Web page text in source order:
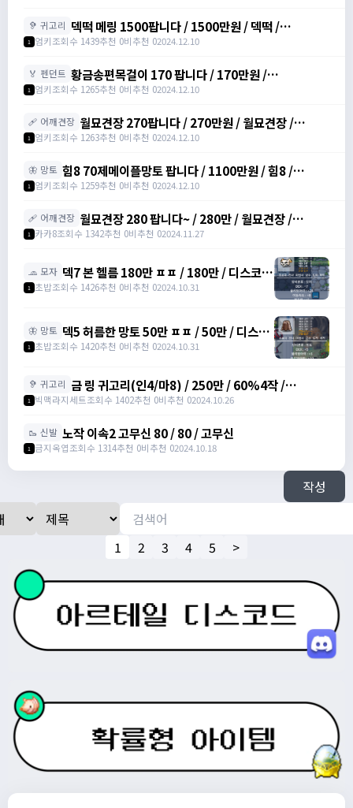
🦻 귀고리 덱떡 메링 1500팝니다 / 1500만원 / 덱떡 /
https://open.kakao.com/o/srDmv3Wf
1 엄키조회수 1439추천 0비추천 02024.12.10
🏅 펜던트 황금송편목걸이 170 팝니다 / 170만원 /
https://open.kakao.com/o/srDmv3Wf
1 엄키조회수 1265추천 0비추천 02024.12.10
🩹 어깨견장 월묘견장 270팝니다 / 270만원 / 월묘견장 /
https://open.kakao.com/o/srDmv3Wf
1 엄키조회수 1263추천 0비추천 02024.12.10
🦋 망토 힘8 70제메이플망토 팝니다 / 1100만원 / 힘8 /
https://open.kakao.com/o/srDmv3Wf
1 엄키조회수 1259추천 0비추천 02024.12.10
🩹 어깨견장 월묘견장 280 팝니다~ / 280만 / 월묘견장 /
https://open.kakao.com/o/si771d2g
1 카카8조회수 1342추천 0비추천 02024.11.27
🧢 모자 덱7 본 헬름 180만 ㅍㅍ / 180만 / 디스코드
: banana555_
1 초밥조회수 1426추천 0비추천 02024.10.31
🦋 망토 덱5 허름한 망토 50만 ㅍㅍ / 50만 / 디스코
드 : banana555_
1 초밥조회수 1420추천 0비추천 02024.10.31
🦻 귀고리 금 링 귀고리(인4/마8) / 250만 / 60%4작 /
2500000 /
1 빅맥라지세트조회수 1402추천 0비추천 02024.10.26
🥾 신발 노작 이속2 고무신 80 / 80 / 고무신
1 금지옥엽조회수 1314추천 0비추천 02024.10.18
작성
1 2 3 4 5 >